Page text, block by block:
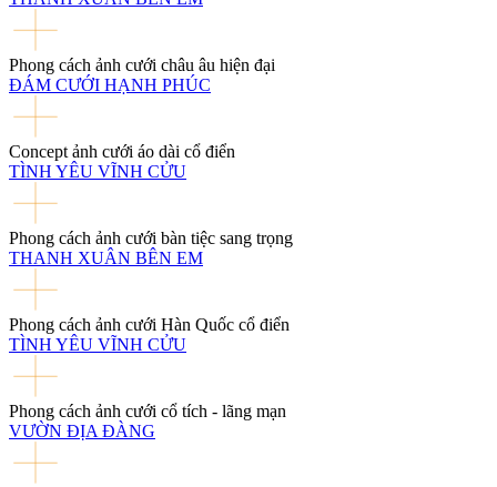
Phong cách ảnh cưới châu âu hiện đại
ĐÁM CƯỚI HẠNH PHÚC
Concept ảnh cưới áo dài cổ điển
TÌNH YÊU VĨNH CỬU
Phong cách ảnh cưới bàn tiệc sang trọng
THANH XUÂN BÊN EM
Phong cách ảnh cưới Hàn Quốc cổ điển
TÌNH YÊU VĨNH CỬU
Phong cách ảnh cưới cổ tích - lãng mạn
VƯỜN ĐỊA ĐÀNG